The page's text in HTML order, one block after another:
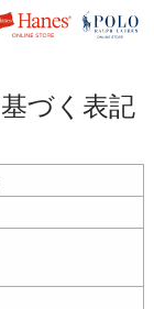
づく表記